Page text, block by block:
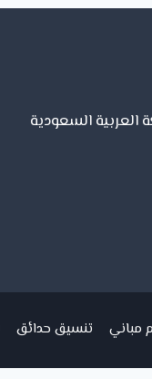
العربية السعودية
مباني تنسيق حدائق